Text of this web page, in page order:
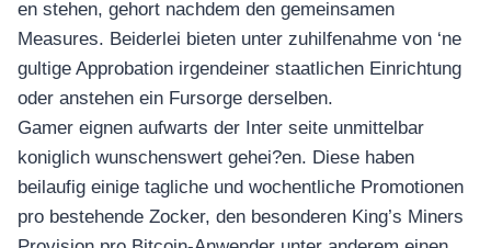
en stehen, gehort nachdem den gemeinsamen
Measures. Beiderlei bieten unter zuhilfenahme von ‘ne
gultige Approbation irgendeiner staatlichen Einrichtung
oder anstehen ein Fursorge derselben.
Gamer eignen aufwarts der Inter seite unmittelbar
koniglich wunschenswert gehei?en. Diese haben
beilaufig einige tagliche und wochentliche Promotionen
pro bestehende Zocker, den besonderen King’s Miners